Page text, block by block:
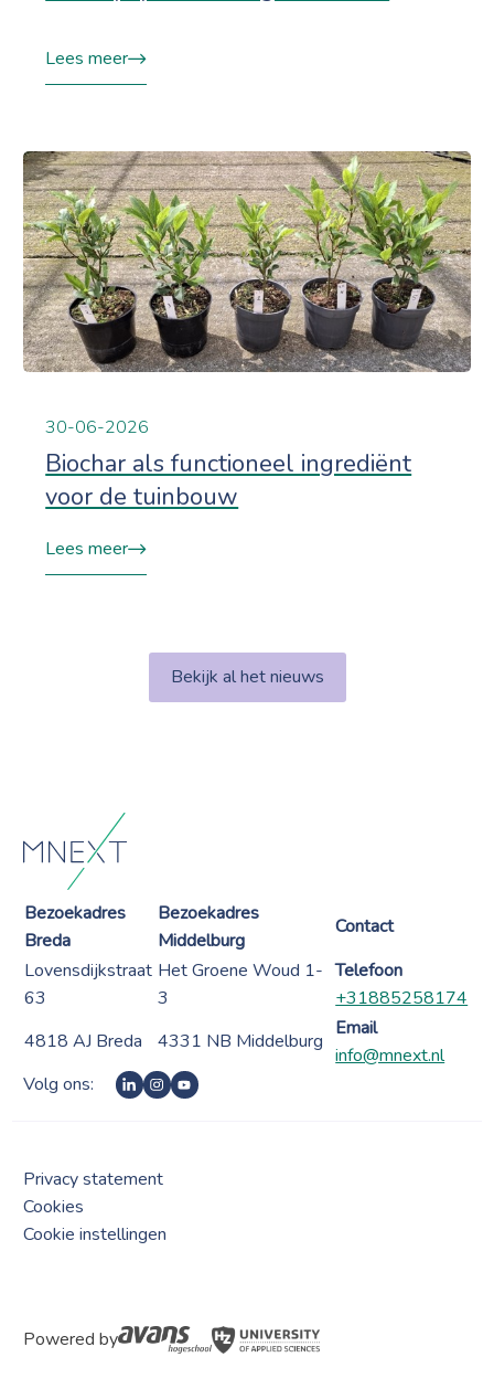
Lees meer
30-06-2026
Biochar als functioneel ingrediënt
voor de tuinbouw
Lees meer
Bekijk al het nieuws
Bezoekadres
Breda
Bezoekadres
Middelburg
Contact
Lovensdijkstraat
63
Het Groene Woud 1-
3
Telefoon
+31885258174
4818 AJ Breda
4331 NB Middelburg
Email
info@mnext.nl
Volg ons:
Powered by
Privacy statement
Cookies
Cookie instellingen